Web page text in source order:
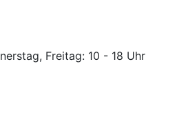
Freitag: 10 - 18 Uhr